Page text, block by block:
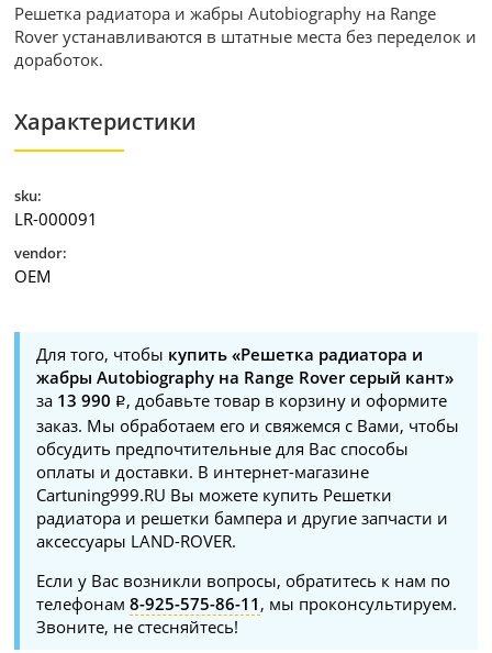
Решетка радиатора и жабры Autobiography на Range
Rover устанавливаются в штатные места без переделок и
доработок.
Характеристики
sku:
LR-000091
vendor:
OEM
Для того, чтобы купить «Решетка радиатора и
жабры Autobiography на Range Rover серый кант»
за 13 990
, добавьте товар в корзину и оформите
заказ. Мы обработаем его и свяжемся с Вами, чтобы
обсудить предпочтительные для Вас способы
оплаты и доставки. В интернет-магазине
Cartuning999.RU Вы можете купить Решетки
радиатора и решетки бампера и другие запчасти и
аксессуары LAND-ROVER.
Если у Вас возникли вопросы, обратитесь к нам по
телефонам8-925-575-86-11 , мы проконсультируем.
Звоните, не стесняйтесь!